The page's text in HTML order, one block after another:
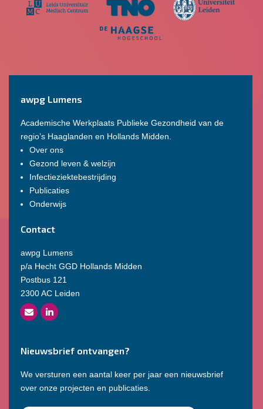
awpg Lumens
Academische Werkplaats Publieke Gezondheid van de
regio’s Haaglanden en Hollands Midden.
Over ons
Gezond leven & welzijn
Infectieziektebestrijding
Publicaties
Onderwijs
Contact
awpg Lumens
p/a Hecht GGD Hollands Midden
Postbus 121
2300 AC Leiden
Nieuwsbrief ontvangen?
We versturen een aantal keer per jaar een nieuwsbrief
over onze projecten en publicaties.